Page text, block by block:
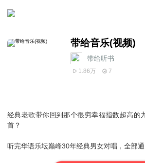
带给音乐(视频)
带给听书
1.86万 7
经典老歌带你回到那个很穷幸福指数超高的
首？
听完华语乐坛巅峰30年经典男女对唱，全部通